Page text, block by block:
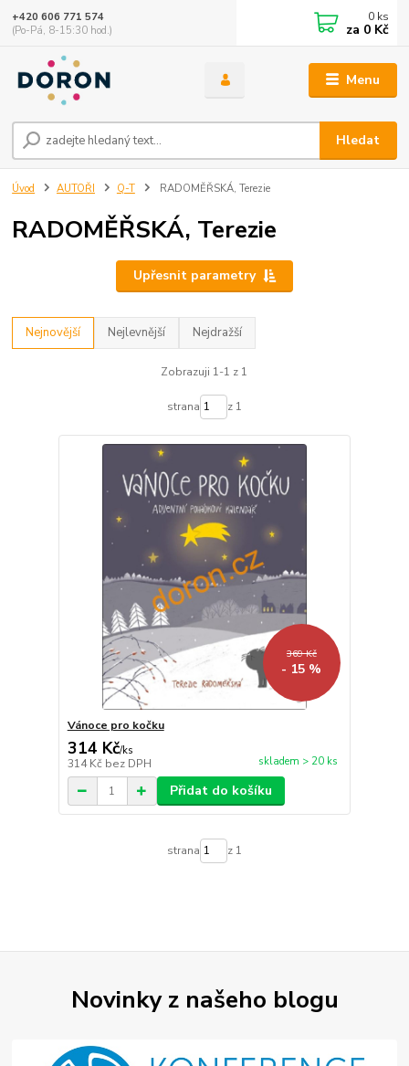
Menu
Hledat
+420 606 771 574
(Po-Pá, 8-15:30 hod.)
0 ks
za 0 Kč
Úvod AUTOŘI Q-T RADOMĚŘSKÁ, Terezie
RADOMĚŘSKÁ, Terezie
Upřesnit parametry
Nejnovější Nejlevnější Nejdražší
Zobrazuji 1-1 z 1
strana z 1
369 Kč
- 15 %
Vánoce pro kočku
314 Kč/ks
314 Kč bez DPH skladem > 20 ks
Přidat do košíku
strana z 1
Novinky z našeho blogu